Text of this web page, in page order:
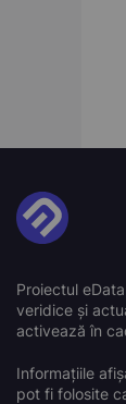
Proiectul
veridice și
activează în
Informațiile
pot fi folosite